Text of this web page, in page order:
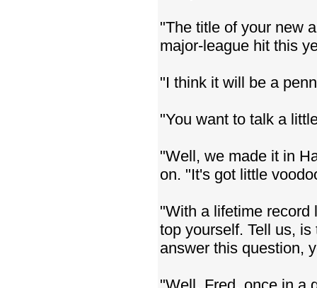
"The title of your new
major-league hit this
"I think it will be a
"You want to talk a
"Well, we made it in
on. "It's got little
"With a lifetime record
top yourself. Tell us,
answer this question,